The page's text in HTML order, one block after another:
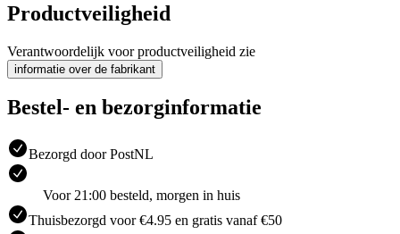
Productveiligheid
Verantwoordelijk voor productveiligheid zie
informatie over de fabrikant
Bestel- en bezorginformatie
Bezorgd door PostNL
Voor 21:00 besteld, morgen in huis
Thuisbezorgd voor €4.95 en gratis vanaf €50